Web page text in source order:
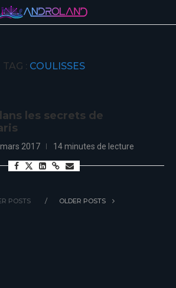
TAG : COULISSES
les secrets de
2017 14 minutes de lecture
POSTS OLDER POSTS